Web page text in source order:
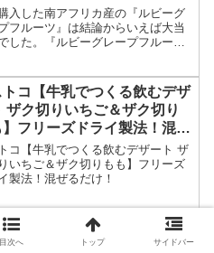
！入した南アフリカ産の『ルビーグ
フルーツ』は結論からいえば大当
した。『ルビーグレープフルー
も安い！
トコ【牛乳でつくる飲むデザ
ザク切りいちご＆ザク切り
】フリーズドライ製法！混ぜ
け！
コ【牛乳でつくる飲むデザート ザ
いちご＆ザク切りもも】フリーズ
製法！混ぜるだけ！
トコ【安曇野きぬ】国産大豆
長野県産の賞味期限が長～
目次へ トップ サイドバー